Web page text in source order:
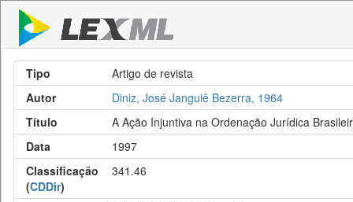
Tipo
Artigo de revista
Autor
Diniz, José Janguiê Bezerra, 1964
Título
A Ação Injuntiva na Ordenação Jurídica
Data
1997
Classificação
(CDDir)
341.46